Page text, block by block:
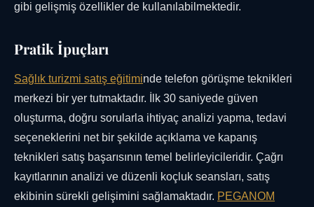
gibi gelişmiş özellikler de kullanılabilmektedir.
Pratik İpuçları
Sağlık turizmi satış eğitiminde telefon görüşme teknikleri
merkezi bir yer tutmaktadır. İlk 30 saniyede güven
oluşturma, doğru sorularla ihtiyaç analizi yapma, tedavi
seçeneklerini net bir şekilde açıklama ve kapanış
teknikleri satış başarısının temel belirleyicileridir. Çağrı
kayıtlarının analizi ve düzenli koçluk seansları, satış
ekibinin sürekli gelişimini sağlamaktadır. PEGANOM